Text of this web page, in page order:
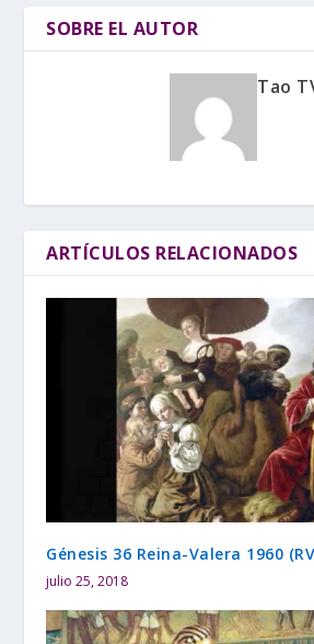
SOBRE EL AUTOR
Tao
ARTÍCULOS RELACIONADOS
Génesis 36 Reina-Valera 1960
julio 25, 2018